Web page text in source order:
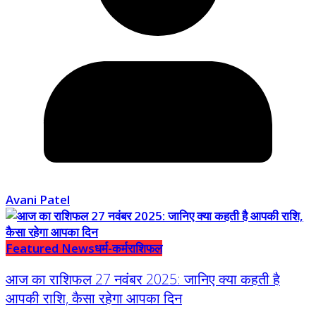
Avani Patel
Featured Newsधर्म-कर्मराशिफल
आज का राशिफल 27 नवंबर 2025: जानिए क्या कहती है
आपकी राशि, कैसा रहेगा आपका दिन